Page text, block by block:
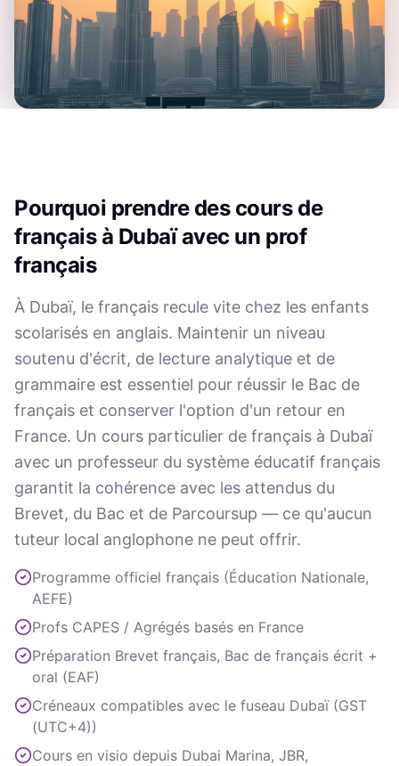
Pourquoi prendre des cours de
français à Dubaï avec un prof
français
À Dubaï, le français recule vite chez les enfants
scolarisés en anglais. Maintenir un niveau
soutenu d'écrit, de lecture analytique et de
grammaire est essentiel pour réussir le Bac de
français et conserver l'option d'un retour en
France. Un cours particulier de français à Dubaï
avec un professeur du système éducatif français
garantit la cohérence avec les attendus du
Brevet, du Bac et de Parcoursup — ce qu'aucun
tuteur local anglophone ne peut offrir.
Programme officiel français (Éducation Nationale,
AEFE)
Profs CAPES / Agrégés basés en France
Préparation Brevet français, Bac de français écrit +
oral (EAF)
Créneaux compatibles avec le fuseau Dubaï (GST
(UTC+4))
Cours en visio depuis Dubai Marina, JBR,